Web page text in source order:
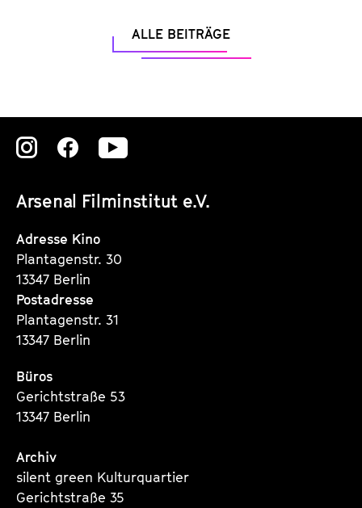
ALLE BEITRÄGE
Arsenal Filminstitut e.V.
Zu
Instagram
Seite
Zu
Instagram
Seite
Zu
Instagram
Adresse Kino
Plantagenstr. 30
13347 Berlin
Postadresse
Plantagenstr. 31
13347 Berlin
Büros
Gerichtstraße 53
13347 Berlin
Archiv
silent green Kulturquartier
Gerichtstraße 35